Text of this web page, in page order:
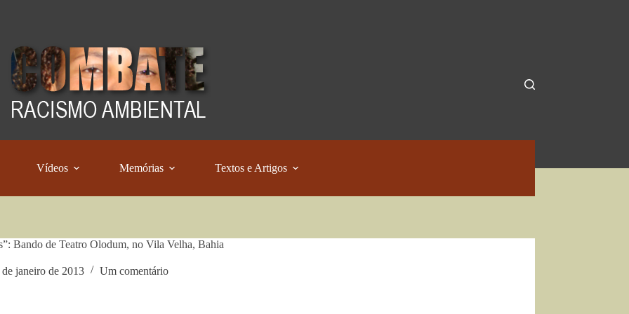
Vídeos Memórias Textos e Artigos
Bando de Teatro Olodum, no Vila Velha, Bahia
de janeiro de 2013 Um comentário